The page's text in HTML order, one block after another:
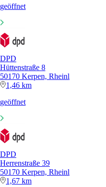
geöffnet
DPD
Hüttenstraße 8
50170 Kerpen, Rheinl
1,46 km
geöffnet
DPD
Herrenstraße 39
50170 Kerpen, Rheinl
1,67 km